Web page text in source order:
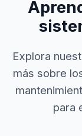
Explora
más sobre
para